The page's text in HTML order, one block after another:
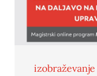
izobraževanje